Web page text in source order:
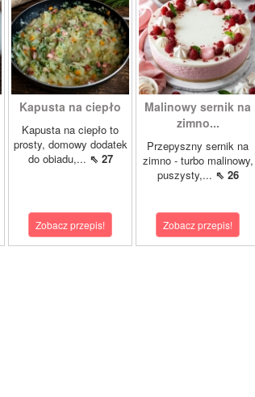
Kapusta na ciepło
Kapusta na ciepło to
prosty, domowy dodatek
do obiadu,... ⇖ 27
Zobacz przepis!
Malinowy sernik na
zimno...
Przepyszny sernik na
zimno - turbo malinowy,
puszysty,... ⇖ 26
Zobacz przepis!